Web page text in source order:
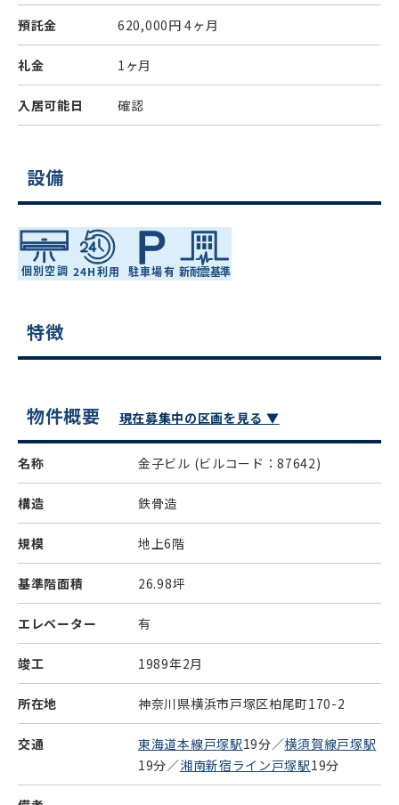
預託金 620,000円 4ヶ月
礼金 1ヶ月
入居可能日 確認
設備
特徴
物件概要 現在募集中の区画を見る ▼
名称 金子ビル (ビルコード：87642)
構造 鉄骨造
規模 地上6階
基準階面積 26.98坪
エレベーター 有
竣工 1989年2月
所在地 神奈川県横浜市戸塚区柏尾町170-2
交通 東海道本線戸塚駅19分／横須賀線戸塚駅
19分／湘南新宿ライン戸塚駅19分